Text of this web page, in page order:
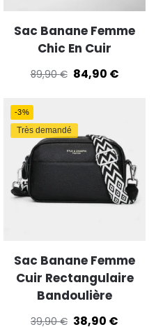
Sac Banane Femme
Chic En Cuir
89,90€ 84,90 €
-3%
Très demandé
Sac Banane Femme
Cuir Rectangulaire
Bandoulière
39,90€ 38,90 €